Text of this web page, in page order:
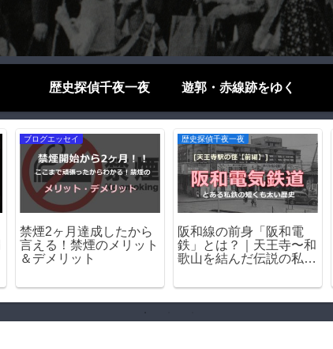
歴史探偵千夜一夜 遊郭・赤線跡をゆく
ブログエッセイ
あの会社が…倒産して今
はないゲーム会社たち
歴史探偵千夜一夜
横山やすし－昭和最後の
芸人の幼少期を訪ねる